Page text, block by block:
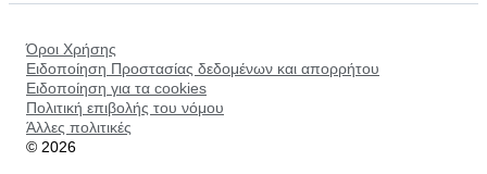
Όροι Χρήσης
Ειδοποίηση Προστασίας δεδομένων και απορρήτου
Ειδοποίηση για τα cookies
Πολιτική επιβολής του νόμου
Άλλες πολιτικές
© 2026